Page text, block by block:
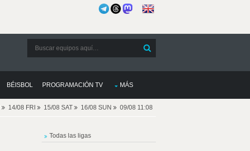
BÉISBOL PROGRAMACIÓN TV MÁS
14/08 FRI 15/08 SAT 16/08 SUN 09/08 11:08
Todas las ligas